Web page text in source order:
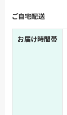
ご自宅配送
お届け時間帯